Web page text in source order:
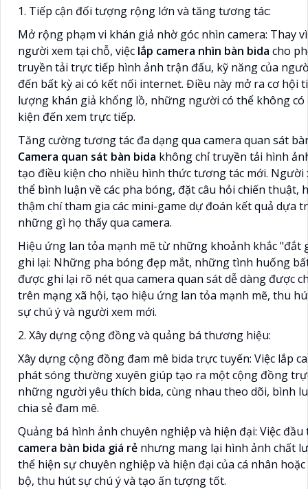
1. Tiếp cận đối tượng rộng lớn và tăng tương tác:
Mở rộng phạm vi khán giả nhờ góc nhìn camera: Thay
người xem tại chỗ, việc lắp camera nhìn bàn bida cho
truyền tải trực tiếp hình ảnh trận đấu, kỹ năng của
đến bất kỳ ai có kết nối internet. Điều này mở ra cơ hội
lượng khán giả khổng lồ, những người có thể không có
kiện đến xem trực tiếp.
Tăng cường tương tác đa dạng qua camera quan sát
Camera quan sát bàn bida không chỉ truyền tải hình
tạo điều kiện cho nhiều hình thức tương tác mới. Người
thể bình luận về các pha bóng, đặt câu hỏi chiến thuật,
thậm chí tham gia các mini-game dự đoán kết quả dựa
những gì họ thấy qua camera.
Hiệu ứng lan tỏa mạnh mẽ từ những khoảnh khắc "đắt
ghi lại: Những pha bóng đẹp mắt, những tình huống
được ghi lại rõ nét qua camera quan sát dễ dàng được
trên mạng xã hội, tạo hiệu ứng lan tỏa mạnh mẽ, thu
sự chú ý và người xem mới.
2. Xây dựng cộng đồng và quảng bá thương hiệu:
Xây dựng cộng đồng đam mê bida trực tuyến: Việc lắp
phát sóng thường xuyên giúp tạo ra một cộng đồng
những người yêu thích bida, cùng nhau theo dõi, bình
chia sẻ đam mê.
Quảng bá hình ảnh chuyên nghiệp và hiện đại: Việc
camera bàn bida giá rẻ nhưng mang lại hình ảnh chất
thể hiện sự chuyên nghiệp và hiện đại của cá nhân hoặc
bộ, thu hút sự chú ý và tạo ấn tượng tốt.